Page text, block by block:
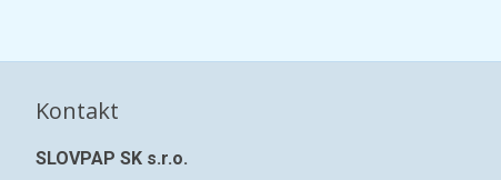
Kontakt
SLOVPAP SK s.r.o.